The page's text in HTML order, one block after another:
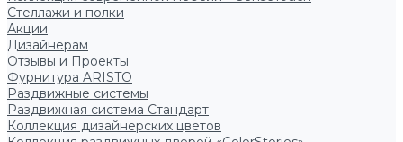
Стеллажи и полки
Акции
Дизайнерам
Отзывы и Проекты
Фурнитура ARISTO
Раздвижные системы
Раздвижная система Стандарт
Коллекция дизайнерских цветов